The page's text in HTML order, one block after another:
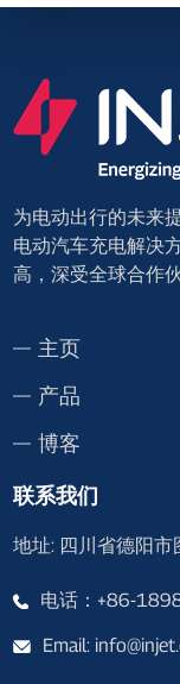
为电动出行的未来
电动汽车充电解决
高，深受全球合作
主页
产品
博客
联系我们
地址: 四川省德阳
电话：+86-
Email: